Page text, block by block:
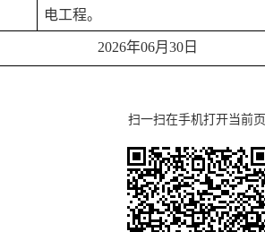
电工程。
2026年06月30日
扫一扫在手机打开当前页